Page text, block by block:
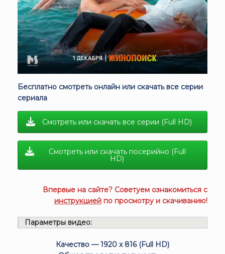
Бесплатно смотреть онлайн или скачать все серии
сериала
Смотреть или скачать все серии (Full HD)
Смотреть или скачать посерийно (Full
HD)
Впервые на сайте? Советуем ознакомиться с
инструкцией по просмотру и скачиванию!
Параметры видео:
Качество — 1920 x 816 (Full HD)